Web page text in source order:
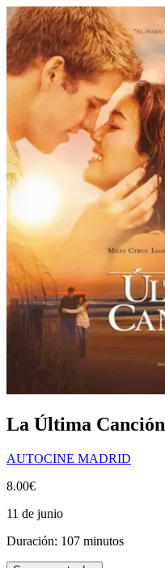
La Última Canción
AUTOCINE MADRID
8.00€
11 de junio
Duración: 107 minutos